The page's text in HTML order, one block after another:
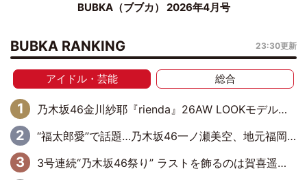
BUBKA（ブブカ） 2026年4月号
BUBKA RANKING 23:30更新
アイドル・芸能 総合
乃木坂46金川紗耶『rienda』26AW LOOKモデルに就任
“福太郎愛”で話題…乃木坂46一ノ瀬美空、地元福岡『めんべい25周年トップサポーター』に就任
3号連続“乃木坂46祭り” ラストを飾るのは賀喜遥香…5年ぶりの登場に「5年分大人になった私を見ていただけたら」